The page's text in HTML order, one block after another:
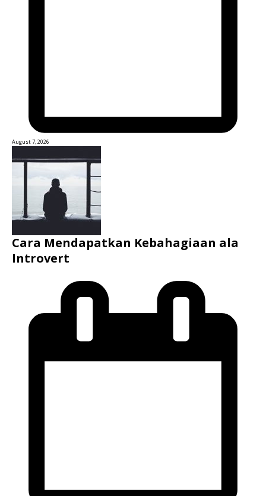
August 7, 2026
Cara Mendapatkan Kebahagiaan ala
Introvert